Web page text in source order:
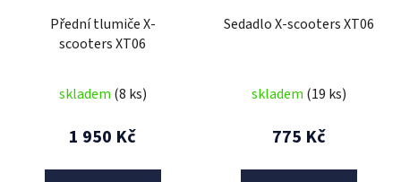
Přední tlumiče X-
scooters XT06
skladem (8 ks)
1 950 Kč
Sedadlo X-scooters XT06
skladem (19 ks)
775 Kč